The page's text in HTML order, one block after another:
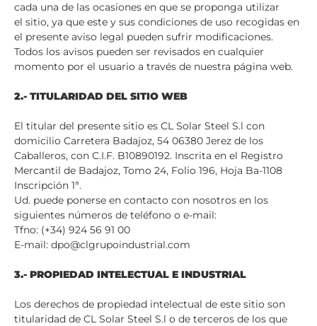
cada una de las ocasiones en que se proponga utilizar
el sitio, ya que este y sus condiciones de uso recogidas en
el presente aviso legal pueden sufrir modificaciones.
Todos los avisos pueden ser revisados en cualquier
momento por el usuario a través de nuestra página web.
2.- TITULARIDAD DEL SITIO WEB
El titular del presente sitio es CL Solar Steel S.l con
domicilio Carretera Badajoz, 54 06380 Jerez de los
Caballeros, con C.I.F. B10890192. Inscrita en el Registro
Mercantil de Badajoz, Tomo 24, Folio 196, Hoja Ba-1108
Inscripción 1ª.
Ud. puede ponerse en contacto con nosotros en los
siguientes números de teléfono o e-mail:
Tfno: (+34) 924 56 91 00
E-mail: dpo@clgrupoindustrial.com
3.- PROPIEDAD INTELECTUAL E INDUSTRIAL
Los derechos de propiedad intelectual de este sitio son
titularidad de CL Solar Steel S.l o de terceros de los que